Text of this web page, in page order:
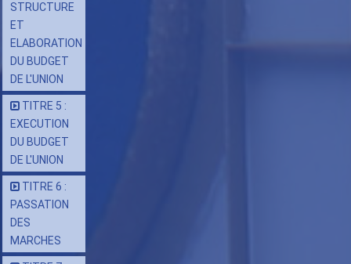
STRUCTURE
ET
ELABORATION
DU BUDGET
DE L'UNION
TITRE 5 :
EXECUTION
DU BUDGET
DE L'UNION
TITRE 6 :
PASSATION
DES
MARCHES